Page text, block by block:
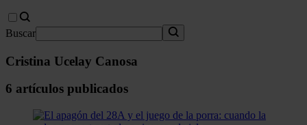
Buscar
Cristina Ucelay Canosa
6 artículos publicados